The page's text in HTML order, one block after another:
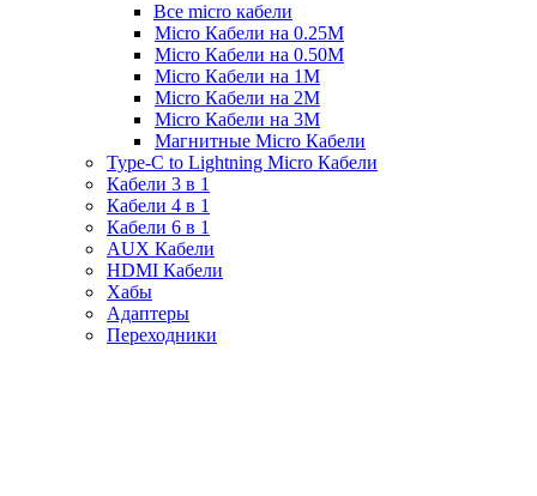
Все micro кабели
Micro Кабели на 0.25М
Micro Кабели на 0.50М
Micro Кабели на 1М
Micro Кабели на 2М
Micro Кабели на 3М
Магнитные Micro Кабели
Type-C to Lightning Micro Кабели
Кабели 3 в 1
Кабели 4 в 1
Кабели 6 в 1
AUX Кабели
HDMI Кабели
Хабы
Адаптеры
Переходники